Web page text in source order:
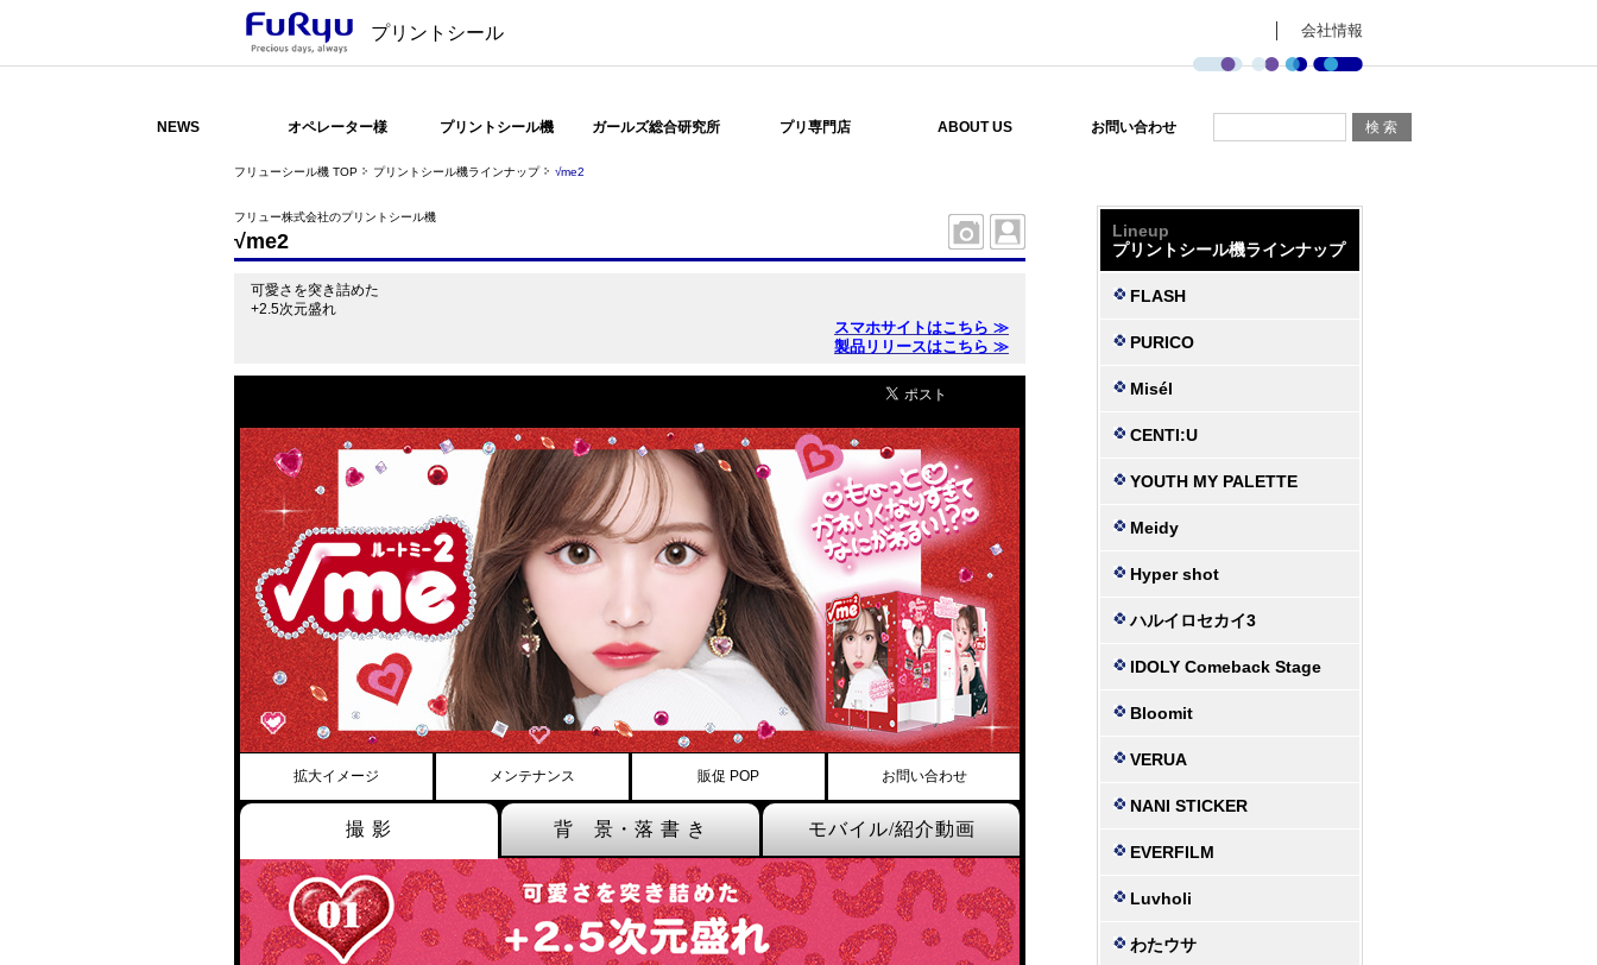
プリントシール 会社情報
NEWS オペレーター様 プリントシール機 ガールズ総合研究所 プリ専門店 ABOUT US お問い合わせ
フリューシール機 TOP プリントシール機ラインナップ √me2
フリュー株式会社のプリントシール機
√me2
可愛さを突き詰めた
+2.5次元盛れ
スマホサイトはこちら ≫
製品リリースはこちら ≫
拡大イメージ メンテナンス 販促 POP お問い合わせ
撮 影 背 景・落 書 き モバイル/紹介動画
Lineup
プリントシール機ラインナップ
FLASH
PURICO
Misél
CENTI:U
YOUTH MY PALETTE
Meidy
Hyper shot
ハルイロセカイ3
IDOLY Comeback Stage
Bloomit
VERUA
NANI STICKER
EVERFILM
Luvholi
わたウサ